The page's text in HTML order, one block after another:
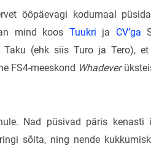
ööpäevagi kodumaal
mind koos Tuukri ja CV’ga
(ehk siis Turo ja Tero), et
FS4-meeskond Whadever
Nad püsivad päris kenasti
sõita, ning nende